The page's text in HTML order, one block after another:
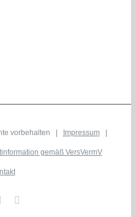
vorbehalten | Impressum|
gemäß VersVermV
WhatsApp